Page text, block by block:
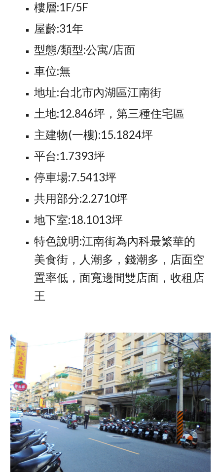
樓層:1F/5F
屋齡:31年
型態/類型:公寓/店面
車位:無
地址:台北市內湖區江南街
土地:12.846坪，第三種住宅區
主建物(一樓):15.1824坪
平台:1.7393坪
停車場:7.5413坪
共用部分:2.2710坪
地下室:18.1013坪
特色說明:江南街為內科最繁華的
美食街，人潮多，錢潮多，店面空
置率低，面寬邊間雙店面，收租店
王